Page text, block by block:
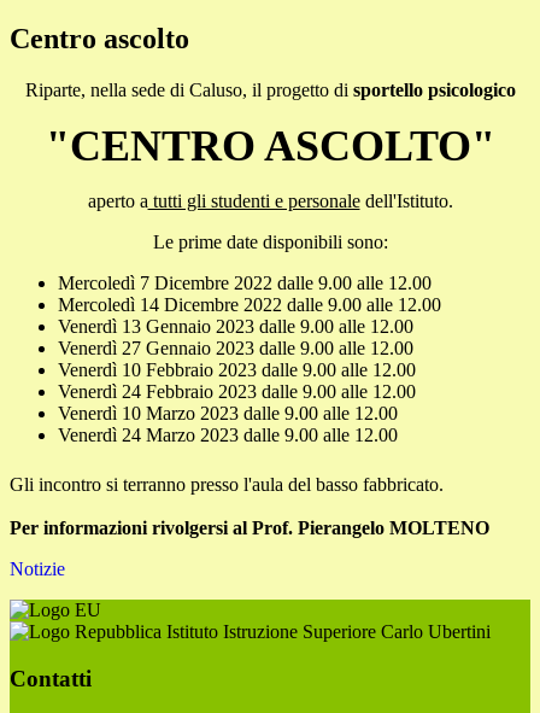
Centro ascolto
Riparte, nella sede di Caluso, il progetto di sportello psicologico
"CENTRO ASCOLTO"
aperto a tutti gli studenti e personaledell'Istituto.
Le prime date disponibili sono:
Mercoledì 7 Dicembre 2022 dalle 9.00 alle 12.00
Mercoledì 14 Dicembre 2022 dalle 9.00 alle 12.00
Venerdì 13 Gennaio 2023 dalle 9.00 alle 12.00
Venerdì 27 Gennaio 2023 dalle 9.00 alle 12.00
Venerdì 10 Febbraio 2023 dalle 9.00 alle 12.00
Venerdì 24 Febbraio 2023 dalle 9.00 alle 12.00
Venerdì 10 Marzo 2023 dalle 9.00 alle 12.00
Venerdì 24 Marzo 2023 dalle 9.00 alle 12.00
Gli incontro si terranno presso l'aula del basso fabbricato.
Per informazioni rivolgersi al Prof. Pierangelo MOLTENO
Notizie
Istituto Istruzione Superiore Carlo Ubertini
Contatti